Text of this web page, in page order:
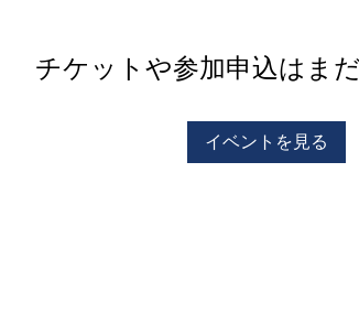
チケットや参加申込はま
イベントを見る